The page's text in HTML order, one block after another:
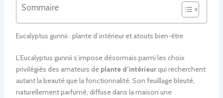
Sommaire
Eucalyptus gunnii : plante d’intérieur et atouts bien-être
L’Eucalyptus gunnii s’impose désormais parmi les choix
privilégiés des amateurs de plante d’intérieurqui recherchent
autant la beauté que la fonctionnalité. Son feuillage bleuté,
naturellement parfumé, diffuse dans la maison une